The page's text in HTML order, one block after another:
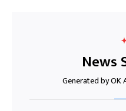
News
Generated by OK